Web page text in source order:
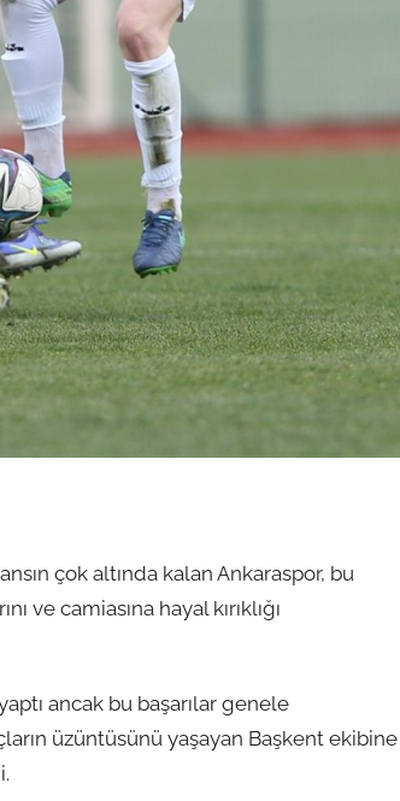
çok altında kalan Ankaraspor, bu
camiasına hayal kırıklığı
ancak bu başarılar genele
üzüntüsünü yaşayan Başkent ekibine